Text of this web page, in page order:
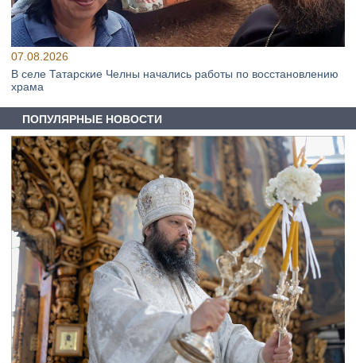
07.08.2026
В селе Татарские Челны начались работы по восстановлению
храма
ПОПУЛЯРНЫЕ НОВОСТИ